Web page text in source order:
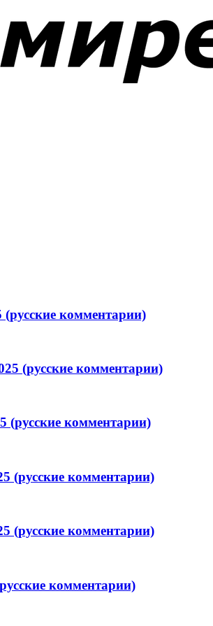
комментарии)
(русские комментарии)
комментарии)
(русские комментарии)
(русские комментарии)
комментарии)